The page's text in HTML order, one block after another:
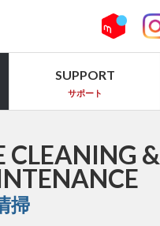
SUPPORT
サポート
CLEANING &
掃